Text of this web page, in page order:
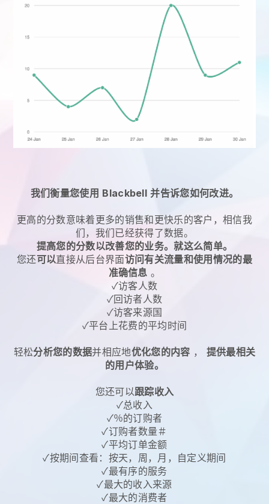
我们衡量您使用 Blackbell 并告诉您如何改进。
更高的分数意味着更多的销售和更快乐的客户，相信我
们，我们已经获得了数据。
提高您的分数以改善您的业务。就这么简单。
您还可以直接从后台界面访问有关流量和使用情况的最
准确信息 。
✓访客人数
✓回访者人数
✓访客来源国
✓平台上花费的平均时间
轻松分析您的数据并相应地优化您的内容 ， 提供最相关
的用户体验。
您还可以跟踪收入
✓总收入
✓％的订购者
✓订购者数量＃
✓平均订单金额
✓按期间查看：按天，周，月，自定义期间
✓最有序的服务
✓最大的收入来源
✓最大的消费者